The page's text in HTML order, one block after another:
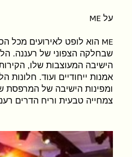
על
ME
שבחלקה הצפוני של רעננה.
הישיבה המעוצבות שלו,
אמנות ייחודיים ועוד.
ומפינות הישיבה של המרפסת
צמחייה טבעית וריח הדרים